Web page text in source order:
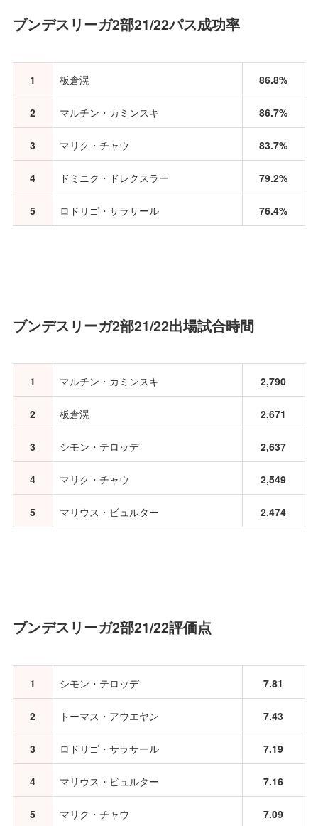
ブンデスリーガ2部21/22パス成功率
1 板倉滉 86.8%
2 マルチン・カミンスキ 86.7%
3 マリク・チャウ 83.7%
4 ドミニク・ドレクスラー 79.2%
5 ロドリゴ・サラサール 76.4%
ブンデスリーガ2部21/22出場試合時間
1 マルチン・カミンスキ 2,790
2 板倉滉 2,671
3 シモン・テロッデ 2,637
4 マリク・チャウ 2,549
5 マリウス・ビュルター 2,474
ブンデスリーガ2部21/22評価点
1 シモン・テロッデ 7.81
2 トーマス・アウエヤン 7.43
3 ロドリゴ・サラサール 7.19
4 マリウス・ビュルター 7.16
5 マリク・チャウ 7.09